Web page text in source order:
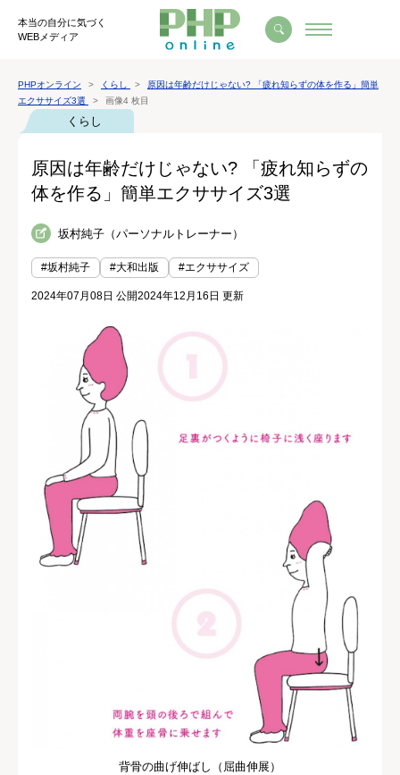
本当の自分に気づく
WEBメディア
PHPオンライン くらし
原因は年齢だけじゃない? 「疲れ知らずの体を作る」簡単
エクササイズ3選
画像4 枚目
くらし
原因は年齢だけじゃない? 「疲れ知らずの
体を作る」簡単エクササイズ3選
坂村純子（パーソナルトレーナー）
#坂村純子 #大和出版 #エクササイズ
2024年07月08日 公開2024年12月16日 更新
背骨の曲げ伸ばし（屈曲伸展）